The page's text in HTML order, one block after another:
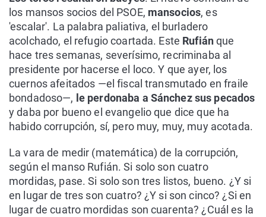
los mansos socios del PSOE, mansocios, es
'escalar'. La palabra paliativa, el burladero
acolchado, el refugio coartada. Este Rufiánque
hace tres semanas, severísimo, recriminaba al
presidente por hacerse el loco. Y que ayer, los
cuernos afeitados —el fiscal transmutado en fraile
bondadoso—, le perdonaba a Sánchez sus pecados
y daba por bueno el evangelio que dice que ha
habido corrupción, sí, pero muy, muy, muy acotada.
La vara de medir (matemática) de la corrupción,
según el manso Rufián. Si solo son cuatro
mordidas, pase. Si solo son tres listos, bueno. ¿Y si
en lugar de tres son cuatro? ¿Y si son cinco? ¿Si en
lugar de cuatro mordidas son cuarenta? ¿Cuál es la